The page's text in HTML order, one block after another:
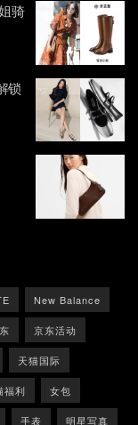
骑
锁
New Balance
京东活动
天猫国际
福利 女包
手表 明星写真